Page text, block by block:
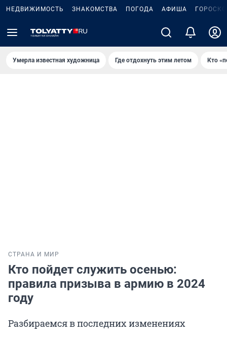
НЕДВИЖИМОСТЬ ЗНАКОМСТВА ПОГОДА АФИША
Умерла известная художница Где отдохнуть этим летом Кто
СТРАНА И МИР
Кто пойдет служить осенью:
правила призыва в армию в 2024
году
Разбираемся в последних изменениях